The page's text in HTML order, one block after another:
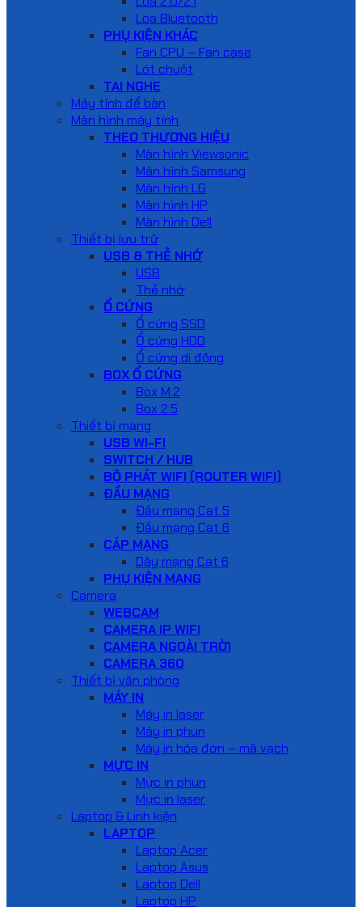
Loa Bluetooth
PHỤ KIỆN KHÁC
Fan CPU – Fan case
Lót chuột
TAI NGHE
Máy tính để bàn
Màn hình máy tính
THEO THƯƠNG HIỆU
Màn hình Viewsonic
Màn hình Samsung
Màn hình LG
Màn hình HP
Màn hình Dell
Thiết bị lưu trữ
USB & THẺ NHỚ
USB
Thẻ nhớ
Ổ CỨNG
Ổ cứng SSD
Ổ cứng HDD
Ổ cứng di động
BOX Ổ CỨNG
Box M.2
Box 2.5
Thiết bị mạng
USB WI-FI
SWITCH / HUB
BỘ PHÁT WIFI (ROUTER WIFI)
ĐẦU MẠNG
Đầu mạng Cat 5
Đầu mạng Cat 6
CÁP MẠNG
Dây mạng Cat 6
PHỤ KIỆN MẠNG
Camera
WEBCAM
CAMERA IP WIFI
CAMERA NGOÀI TRỜI
CAMERA 360
Thiết bị văn phòng
MÁY IN
Máy in laser
Máy in phun
Máy in hóa đơn – mã vạch
MỰC IN
Mực in phun
Mực in laser
Laptop & Linh kiện
LAPTOP
Laptop Acer
Laptop Asus
Laptop Dell
Laptop HP